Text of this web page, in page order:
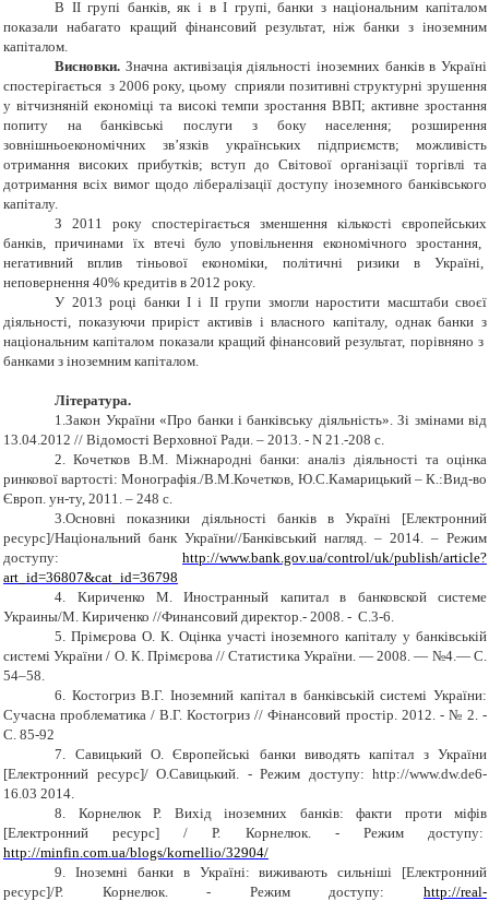
В ІІ групі банків, як і в І групі, банки з національним капіталом
показали набагато кращий фінансовий результат, ніж банки з іноземним
капіталом.
Висновки. Значна активізація діяльності іноземних банків в Україні
спостерігається з 2006 року, цьому сприяли позитивні структурні зрушення
у вітчизняній економіці та високі темпи зростання ВВП; активне зростання
попиту на банківські послуги з боку населення; розширення
зовнішньоекономічних зв’язків українських підприємств; можливість
отримання високих прибутків; вступ до Світової організації торгівлі та
дотримання всіх вимог щодо лібералізації доступу іноземного банківського
капіталу.
З 2011 року спостерігається зменшення кількості європейських
банків, причинами їх втечі було уповільнення економічного зростання,
негативний вплив тіньової економіки, політичні ризики в Україні,
неповернення 40% кредитів в 2012 року.
У 2013 році банки І і ІІ групи змогли наростити масштаби своєї
діяльності, показуючи приріст активів і власного капіталу, однак банки з
національним капіталом показали кращий фінансовий результат, порівняно з
банками з іноземним капіталом.
Література.
1.Закон України «Про банки і банківську діяльність». Зі змінами від
13.04.2012 // Відомості Верховної Ради. – 2013. - N 21.-208 с.
2. Кочетков В.М. Міжнародні банки: аналіз діяльності та оцінка
ринкової вартості: Монографія./В.М.Кочетков, Ю.С.Камарицький – К.:Вид-во
Європ. ун-ту, 2011. – 248 с.
3.Основні показники діяльності банків в Україні [Електронний
ресурс]/Національний банк України//Банківський нагляд. – 201 4 . – Режим
доступу:
http://www.bank.gov.ua/control/uk/publish/article?
art_id=36807&cat_id=36798
4. Кириченко М. Иностранный капитал в банковской системе
Украины/М. Кириченко //Финансовий директор.- 2008. - С.3-6.
5. Прімєрова О. К. Оцінка участі іноземного капіталу у банківській
системі України / О. К. Прімєрова // Статистика України. — 2008. — №4.— С.
54–58.
6. Костогриз В.Г. Іноземний капітал в банківській системі України:
Сучасна проблематика / В.Г. Костогриз // Фінансовий простір. 2012. - № 2. -
С. 85-92
7. Савицький О. Європейські банки виводять капітал з України
[Електронний ресурс]/ О.Савицький. - Режим доступу: http://www.dw.de6-
16.03 2014.
8. Корнелюк Р. Вихід іноземних банків: факти проти міфів
[Електронний ресурс] / Р. Корнелюк. - Режим доступу:
http://minfin.com.ua/blogs/kornellio/32904/
9. Іноземні банки в Україні: виживають сильніші [Електронний
ресурс]/Р. Корнелюк. - Режим доступу: http://real-